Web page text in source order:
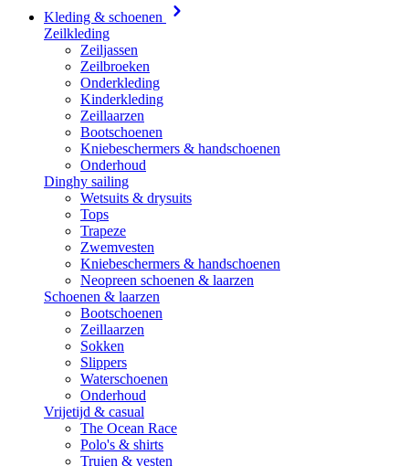
Kleding & schoenen
Zeilkleding
Zeiljassen
Zeilbroeken
Onderkleding
Kinderkleding
Zeillaarzen
Bootschoenen
Kniebeschermers & handschoenen
Onderhoud
Dinghy sailing
Wetsuits & drysuits
Tops
Trapeze
Zwemvesten
Kniebeschermers & handschoenen
Neopreen schoenen & laarzen
Schoenen & laarzen
Bootschoenen
Zeillaarzen
Sokken
Slippers
Waterschoenen
Onderhoud
Vrijetijd & casual
The Ocean Race
Polo's & shirts
Truien & vesten